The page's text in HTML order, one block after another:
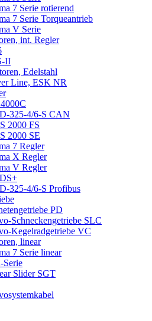
7 Serie rotierend
7 Serie Torqueantrieb
V Serie
int. Regler
II
Edelstahl
Line, ESK NR
325-4/6-S CAN
2000 FS
2000 SE
7 Regler
X Regler
V Regler
325-4/6-S Profibus
PD
Schneckengetriebe SLC
Kegelradgetriebe VC
linear
7 Serie linear
Slider SGT